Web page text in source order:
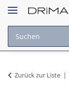
Zurück zur Liste